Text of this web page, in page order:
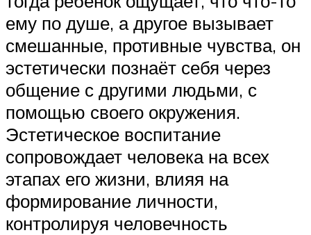
ему по душе, а другое вызывает
смешанные, противные чувства, он
эстетически познаёт себя через
общение с другими людьми, с
помощью своего окружения.
Эстетическое воспитание
сопровождает человека на всех
этапах его жизни, влияя на
формирование личности,
контролируя человечность